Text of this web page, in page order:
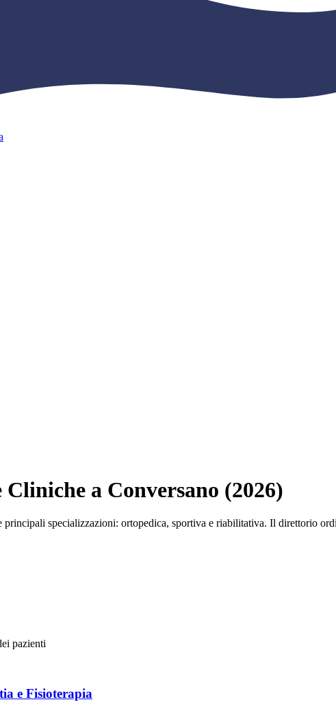
a Conversano (2026)
specializzazioni: ortopedica, sportiva e riabilitativa. Il direttorio
pazienti
e Fisioterapia